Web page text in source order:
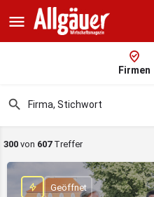
Firmen
300 von 607Treffer
Geöffnet